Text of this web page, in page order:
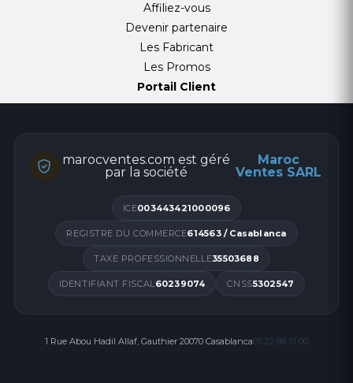
Affiliez-vous
Devenir partenaire
Les Fabricant
Les Promos
Portail Client
marocventes.com est géré
par la société
Maroc
Ventes SARL
ICE003443421000096
REGISTRE DU COMMERCE614563 / Casablanca
TAXE PROFESSIONNELLE35503688
IDENTIFIANT FISCAL60239074 CNSS5302547
1 Rue Abou Hadil Allaf, Gauthier 20070 Casablanca05 22 88 51 00